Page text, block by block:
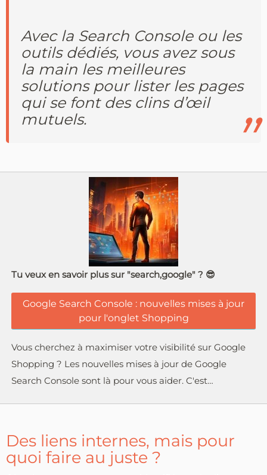
Avec la Search Console ou les
outils dédiés, vous avez sous
la main les meilleures
solutions pour lister les pages
qui se font des clins d’œil
mutuels.
Tu veux en savoir plus sur "search,google" ? 😎
Google Search Console : nouvelles mises à jour
pour l'onglet Shopping
Vous cherchez à maximiser votre visibilité sur Google
Shopping ? Les nouvelles mises à jour de Google
Search Console sont là pour vous aider. C'est…
Des liens internes, mais pour
quoi faire au juste ?